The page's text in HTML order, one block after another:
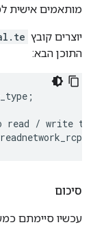
מותאמים אישית
יוצרים קובץ
התוכן הבא:
/ write the
סיכום